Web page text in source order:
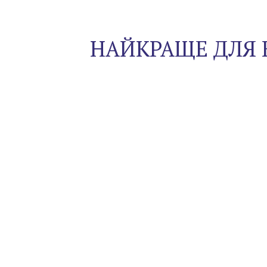
НАЙКРАЩЕ ДЛЯ